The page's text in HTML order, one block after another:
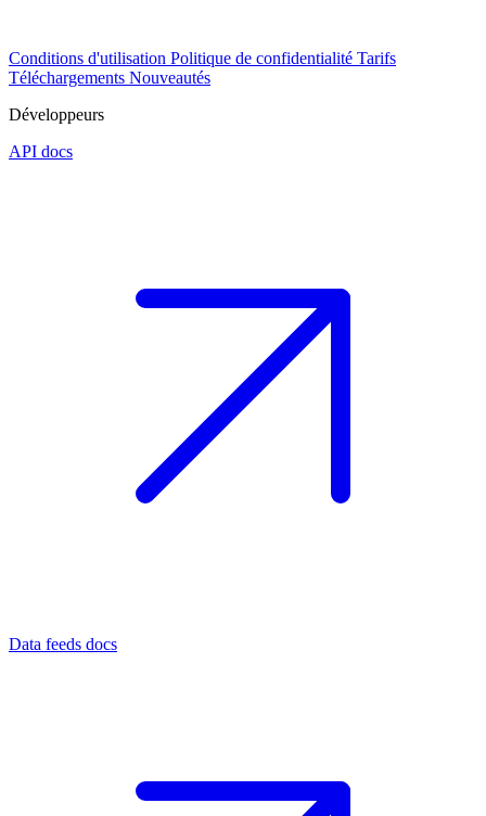
Conditions d'utilisation Politique de confidentialité Tarifs
Téléchargements Nouveautés
Développeurs
API docs
Data feeds docs